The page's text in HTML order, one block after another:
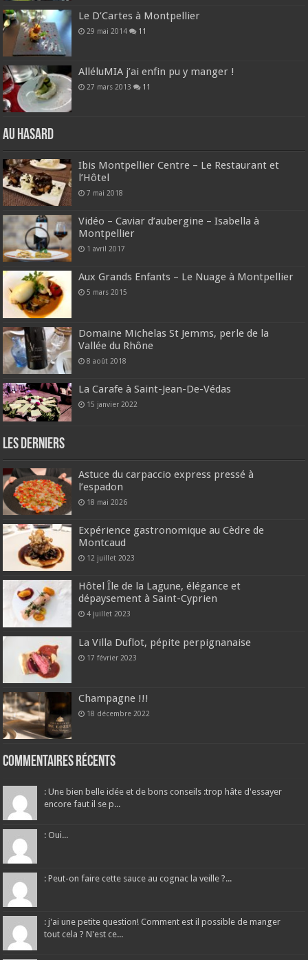
Le D’Cartes à Montpellier
29 mai 2014 11
AlléluMIA j’ai enfin pu y manger !
27 mars 2013 11
Au hasard
Ibis Montpellier Centre – Le Restaurant et
l’Hôtel
7 mai 2018
Vidéo – Caviar d’aubergine – Isabella à
Montpellier
1 avril 2017
Aux Grands Enfants – Le Nuage à Montpellier
5 mars 2015
Domaine Michelas St Jemms, perle de la
Vallée du Rhône
8 août 2018
La Carafe à Saint-Jean-De-Védas
15 janvier 2022
Les derniers
Astuce du carpaccio express pressé à
l’espadon
18 mai 2026
Expérience gastronomique au Cèdre de
Montcaud
12 juillet 2023
Hôtel Île de la Lagune, élégance et
dépaysement à Saint-Cyprien
4 juillet 2023
La Villa Duflot, pépite perpignanaise
17 février 2023
Champagne !!!
18 décembre 2022
Commentaires récents
: Une bien belle idée et de bons conseils :trop hâte d'essayer
encore faut il se p...
: Oui...
: Peut-on faire cette sauce au cognac la veille ?...
: j'ai une petite question! Comment est il possible de manger
tout cela ? N'est ce...